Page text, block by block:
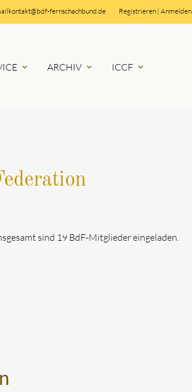
Registrieren | Anmelden
fernschachbund.de
expand_more ARCHIV expand_more ICCF expand_more
sind 19 BdF-Mitglieder eingeladen.